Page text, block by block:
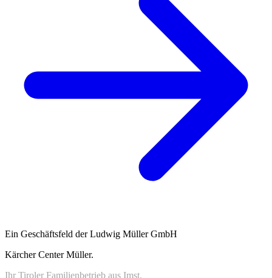
Ein Geschäftsfeld der Ludwig Müller GmbH
Kärcher Center Müller.
Ihr Tiroler Familienbetrieb aus Imst.